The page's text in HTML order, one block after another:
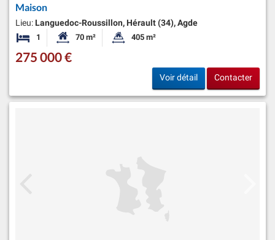
Maison
Lieu: Languedoc-Roussillon, Hérault (34), Agde
1 Chambre Surface habitable:
70 m² Superficie du terrain:
405 m²
275 000 €
Voir détail Contacter